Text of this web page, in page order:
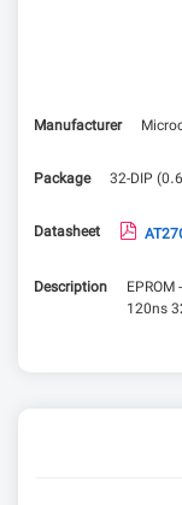
Manufacturer
Package 32-DIP
Datasheet
Description
120ns